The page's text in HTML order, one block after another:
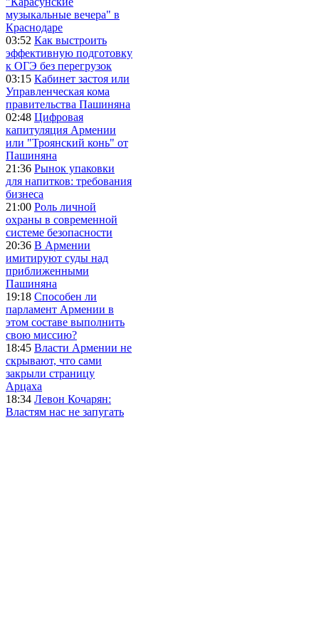
музыкальные вечера" в
Краснодаре
03:52 Как выстроить
эффективную подготовку
к ОГЭ без перегрузок
03:15 Кабинет застоя или
Управленческая кома
правительства Пашиняна
02:48 Цифровая
капитуляция Армении
или "Троянский конь" от
Пашиняна
21:36 Рынок упаковки
для напитков: требования
бизнеса
21:00 Роль личной
охраны в современной
системе безопасности
20:36 В Армении
имитируют суды над
приближенными
Пашиняна
19:18 Способен ли
парламент Армении в
этом составе выполнить
свою миссию?
18:45 Власти Армении не
скрывают, что сами
закрыли страницу
Арцаха
18:34 Левон Кочарян:
Властям нас не запугать